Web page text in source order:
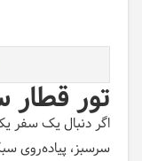
تور قطار
اگر دنبال یک سفر
سرسبز، پیاده‌روی